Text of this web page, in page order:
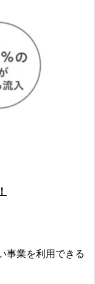
事業を利用できる